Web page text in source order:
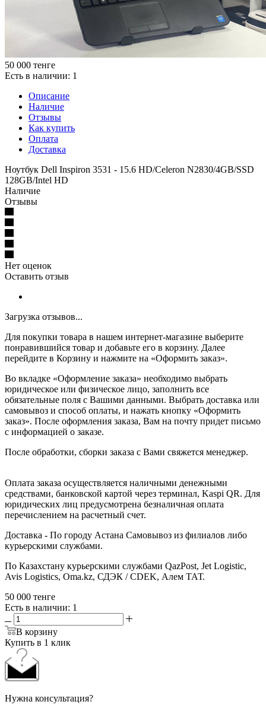
50 000 тенге
Есть в наличии: 1
Описание
Наличие
Отзывы
Как купить
Оплата
Доставка
Ноутбук Dell Inspiron 3531 - 15.6 HD/Celeron N2830/4GB/SSD
128GB/Intel HD
Наличие
Отзывы
Нет оценок
Оставить отзыв
Загрузка отзывов...
Для покупки товара в нашем интернет-магазине выберите
понравившийся товар и добавьте его в корзину. Далее
перейдите в Корзину и нажмите на «Оформить заказ».
Во вкладке «Оформление заказа» необходимо выбрать
юридическое или физическое лицо, заполнить все
обязательные поля с Вашими данными. Выбрать доставка или
самовывоз и способ оплаты, и нажать кнопку «Оформить
заказ». После оформления заказа, Вам на почту придет письмо
с информацией о заказе.
После обработки, сборки заказа с Вами свяжется менеджер.
Оплата заказа осуществляется наличными денежными
средствами, банковской картой через терминал, Kaspi QR. Для
юридических лиц предусмотрена безналичная оплата
перечислением на расчетный счет.
Доставка - По городу Астана Самовывоз из филиалов либо
курьерскими службами.
По Казахстану курьерскими службами QazPost, Jet Logistic,
Avis Logistics, Oma.kz, СДЭК / CDEK, Алем ТАТ.
50 000 тенге
Есть в наличии: 1
В корзину
Купить в 1 клик
Нужна консультация?